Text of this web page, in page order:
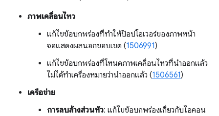
ภาพเคลื่อนไหว
แก้ไขข้อบกพร่องที่ทำให้ป๊อปโอเวอร์ของภาพหน้า
จอแสดงผลนอกขอบเขต (1506991)
แก้ไขข้อบกพร่องที่โหนดภาพเคลื่อนไหวที่นำออกแล้ว
ไม่ได้ทำเครื่องหมายว่านำออกแล้ว (1506561)
เครือข่าย
การลบล้างส่วนหัว: แก้ไขข้อบกพร่องเกี่ยวกับไอคอน